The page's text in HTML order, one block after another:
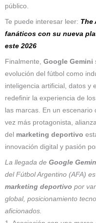
público.
Te puede interesar leer: The
fanáticos con su nueva
este 2026
Finalmente, Google Gemini
evolución del fútbol como
inteligencia artificial, datos y
redefinir la experiencia de
las marcas. En un
vez más protagonista,
del marketing deportivo
innovación digital y pasión
La llegada de Google
del Fútbol Argentino (AFA)
marketing deportivo por
global, posicionamiento
aficionados.